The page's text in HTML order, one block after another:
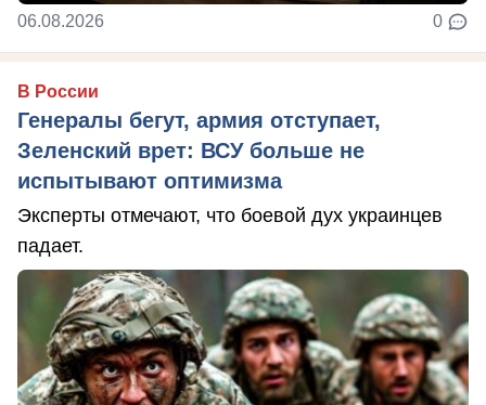
06.08.2026 0
В России
Генералы бегут, армия отступает,
Зеленский врет: ВСУ больше не
испытывают оптимизма
Эксперты отмечают, что боевой дух украинцев
падает.